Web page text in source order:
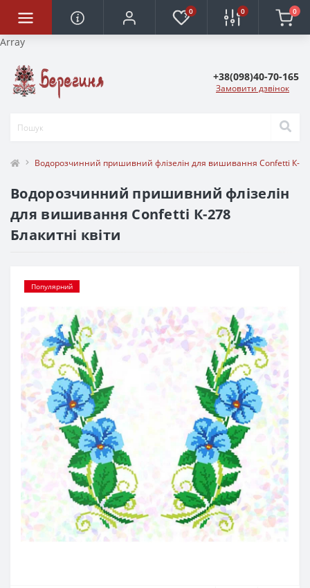
Array
0 0 0
+38(098)40-70-165
Замовити дзвінок
Водорозчинний пришивний флізелін для вишивання Confetti К-
Водорозчинний пришивний флізелін
для вишивання Confetti К-278
Блакитні квіти
Популярний